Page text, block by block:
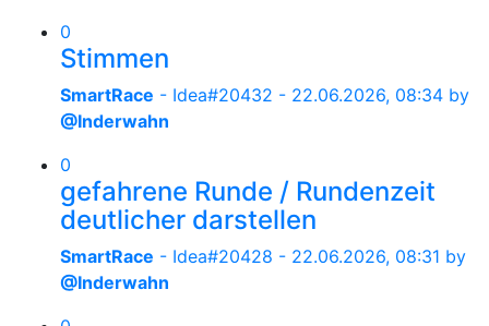
0
Stimmen
SmartRace - Idea#20432 - 22.06.2026, 08:34 by
@Inderwahn
0
gefahrene Runde / Rundenzeit
deutlicher darstellen
SmartRace - Idea#20428 - 22.06.2026, 08:31 by
@Inderwahn